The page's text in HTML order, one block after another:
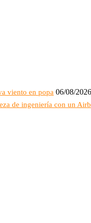
viento en popa 06/08/2026
de ingeniería con un